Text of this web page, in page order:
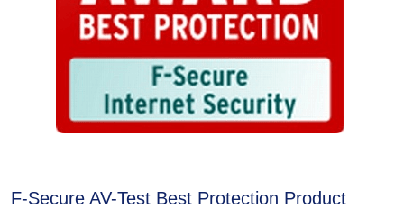
F-Secure AV-Test Best Protection Product